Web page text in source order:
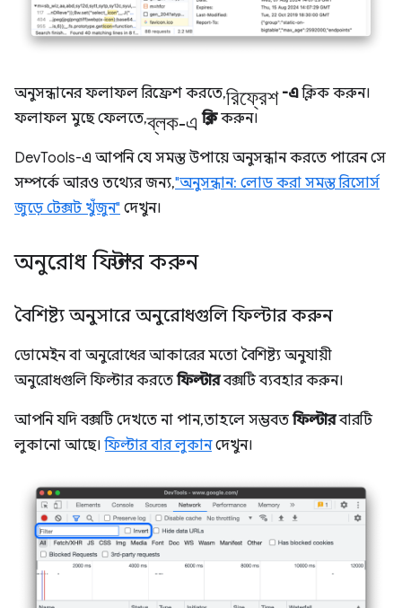
অনুসন্ধানের ফলাফল রিফ্রেশ করতে,রিফ্রেশ -এক্লিক করুন।
ফলাফল মুছে ফেলতে,ব্লক-এ ক্লিককরুন।
DevTools-এ আপনি যে সমস্ত উপায়ে অনুসন্ধান করতে পারেন সে
সম্পর্কে আরও তথ্যের জন্য,"অনুসন্ধান: লোড করা সমস্ত রিসোর্স
জুড়ে টেক্সট খুঁজুন" দেখুন।
অনুরোধ ফিল্টার করুন
বৈশিষ্ট্য অনুসারে অনুরোধগুলি ফিল্টার করুন
ডোমেইন বা অনুরোধের আকারের মতো বৈশিষ্ট্য অনুযায়ী
অনুরোধগুলি ফিল্টার করতেফিল্টারবক্সটি ব্যবহার করুন।
আপনি যদি বক্সটি দেখতে না পান, তাহলে সম্ভবতফিল্টারবারটি
লুকানো আছে।ফিল্টার বার লুকানদেখুন।